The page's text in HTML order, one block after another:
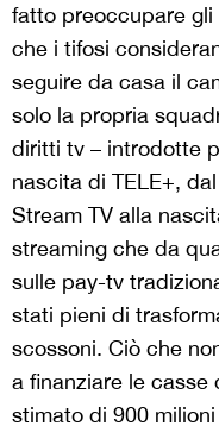
fatto preoccupare
che i tifosi
seguire da casa il
solo la propria
diritti tv – introdotte
nascita di TELE+,
Stream TV alla
streaming che da
sulle pay-tv
stati pieni di
scossoni. Ciò che
a finanziare le casse
stimato di 900